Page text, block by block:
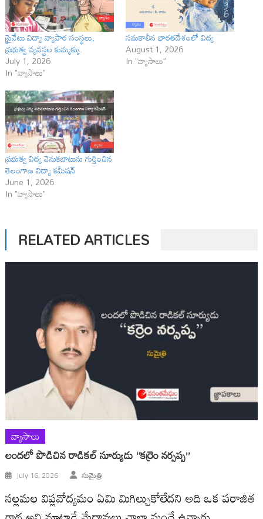
ప్రైవేటు విద్యా వ్యాపార సంస్థలు,
ప్రభుత్వ వ్యవస్థల కుమ్మక్కు.
July 1, 2026
In "వ్యాసాలు"
సమకాలీన భారతదేశంలో విద్య
August 1, 2026
In "వ్యాసాలు"
ప్రభుత్వ విద్య వెనుకబాటును గుర్తించిన
తెలంగాణ విద్యా కమీషన్
June 1, 2026
In "వ్యాసాలు"
RELATED ARTICLES
వ్యాసాలు
లందలో పొడిచిన రాడికల్ సూర్యుడు “కర్రెం నర్సప్ప”
July 16, 2026 సుమైత్రి
నల్లమల విప్లవోద్యమం ఏమి మిగిల్చుకోలేదని అది ఒక పరాజిత